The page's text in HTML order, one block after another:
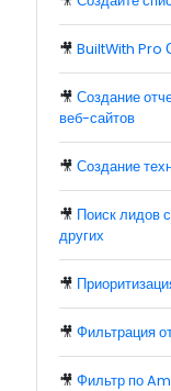
🎥 BuiltWith Pro
🎥 Создание
веб-сайтов
🎥 Создание
🎥 Поиск лидов
других
🎥
🎥 Фильтрация
🎥 Фильтр по